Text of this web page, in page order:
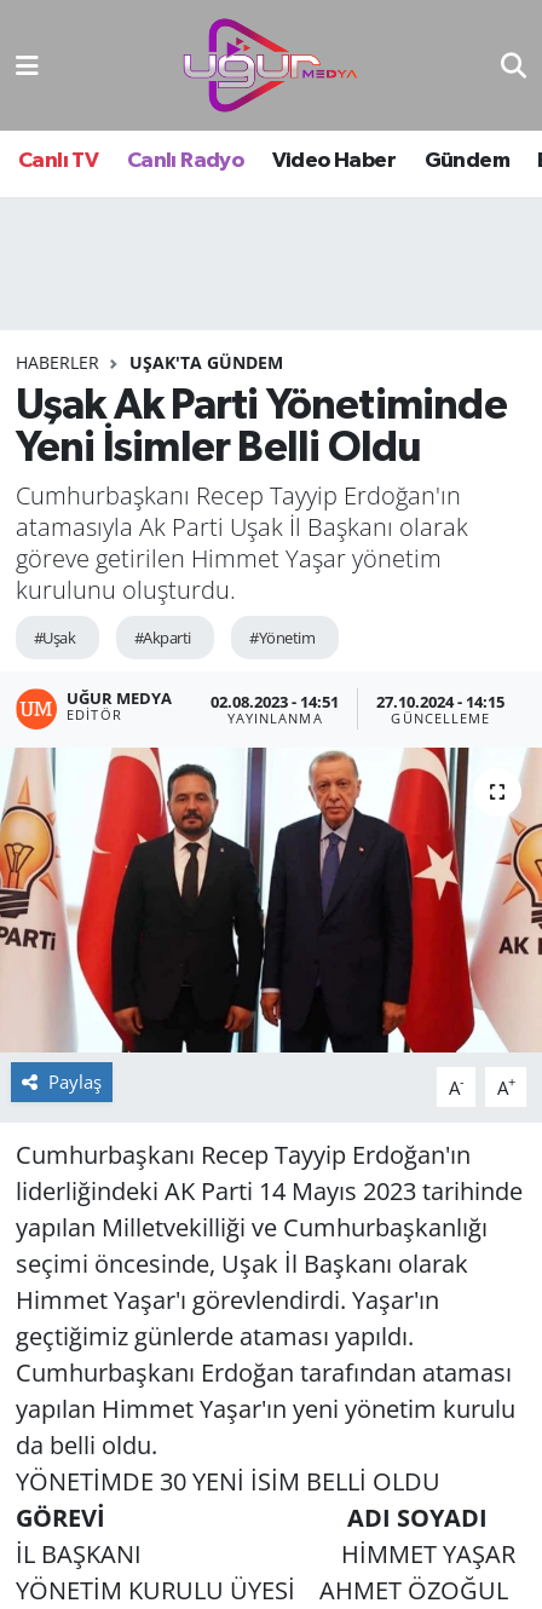
Canlı TV Canlı Radyo Video Haber Gündem
HABERLER UŞAK'TA GÜNDEM
Uşak Ak Parti Yönetiminde
Yeni İsimler Belli Oldu
Cumhurbaşkanı Recep Tayyip Erdoğan'ın
atamasıyla Ak Parti Uşak İl Başkanı olarak
göreve getirilen Himmet Yaşar yönetim
kurulunu oluşturdu.
#Uşak #Akparti #Yönetim
UĞUR MEDYA
EDITÖR
02.08.2023 - 14:51
YAYINLANMA
27.10.2024 - 14:15
GÜNCELLEME
Paylaş A- A+
Cumhurbaşkanı Recep Tayyip Erdoğan'ın
liderliğindeki AK Parti 14 Mayıs 2023 tarihinde
yapılan Milletvekilliği ve Cumhurbaşkanlığı
seçimi öncesinde, Uşak İl Başkanı olarak
Himmet Yaşar'ı görevlendirdi. Yaşar'ın
geçtiğimiz günlerde ataması yapıldı.
Cumhurbaşkanı Erdoğan tarafından ataması
yapılan Himmet Yaşar'ın yeni yönetim kurulu
da belli oldu.
YÖNETİMDE 30 YENİ İSİM BELLİ OLDU
GÖREVİ
ADI SOYADI
İL BAŞKANI HİMMET YAŞAR
YÖNETİM KURULU ÜYESİ AHMET ÖZOĞUL
Nöbetçi Eczaneler
Hava Durumu
Tüm Manşetler
Son Dakika Haberleri
Haber Arşivi